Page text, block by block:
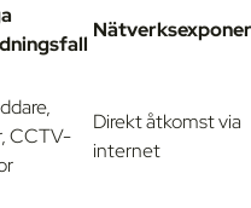
CCTV-
Direkt åtkomst via
internet